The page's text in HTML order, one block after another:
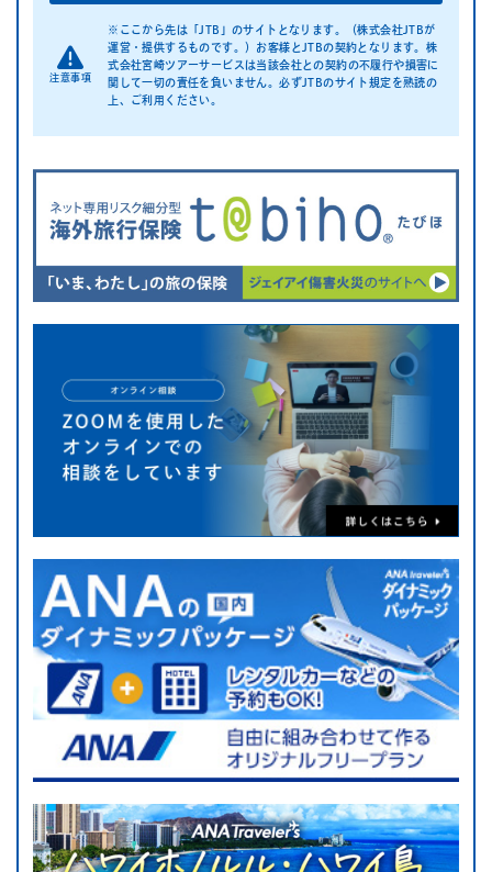
注意事項
※ここから先は「JTB」のサイトとなります。（株式会社JTBが
運営・提供するものです。）お客様とJTBの契約となります。株
式会社宮崎ツアーサービスは当該会社との契約の不履行や損害に
関して一切の責任を負いません。必ずJTBのサイト規定を熟読の
上、ご利用ください。